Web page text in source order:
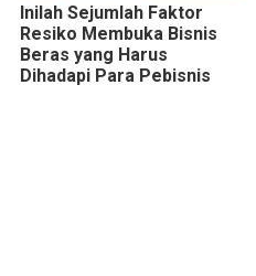
Inilah Sejumlah Faktor
Resiko Membuka Bisnis
Beras yang Harus
Dihadapi Para Pebisnis